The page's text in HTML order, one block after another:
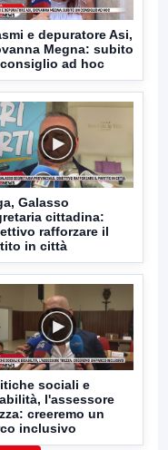
e depuratore Asi,
Megna: subito
ad hoc
Galasso
cittadina:
rafforzare il
in città
sociali e
l'assessore
creeremo un
inclusivo